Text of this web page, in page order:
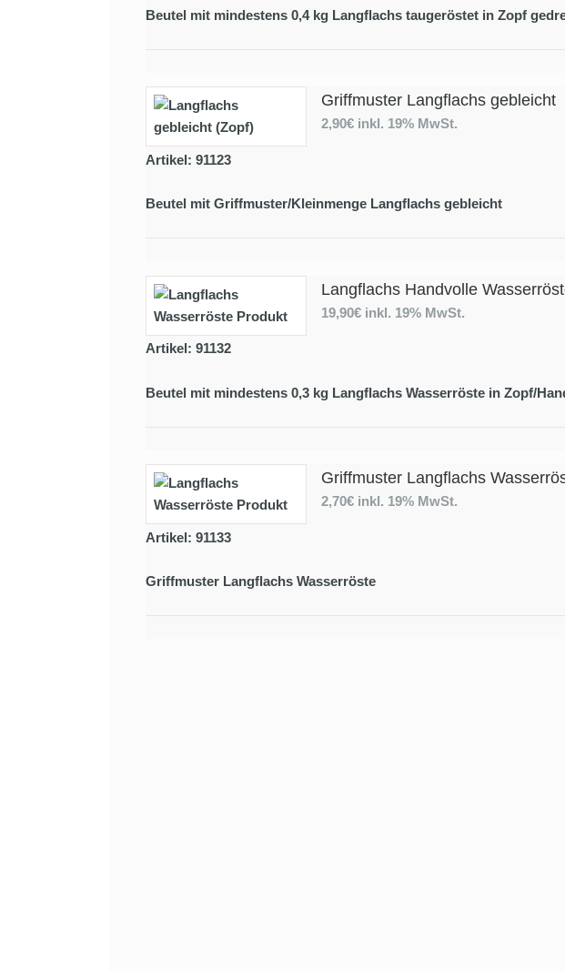
Beutel mit mindestens 0,4 kg Langflachs taugeröstet in Zopf
Griffmuster Langflachs gebleicht
2,90€ inkl. 19% MwSt.
Artikel: 91123
Beutel mit Griffmuster/Kleinmenge Langflachs gebleicht
Langflachs Handvolle
19,90€ inkl. 19% MwSt.
Artikel: 91132
Beutel mit mindestens 0,3 kg Langflachs Wasserröste in Zopf/
Griffmuster Langflachs
2,70€ inkl. 19% MwSt.
Artikel: 91133
Griffmuster Langflachs Wasserröste